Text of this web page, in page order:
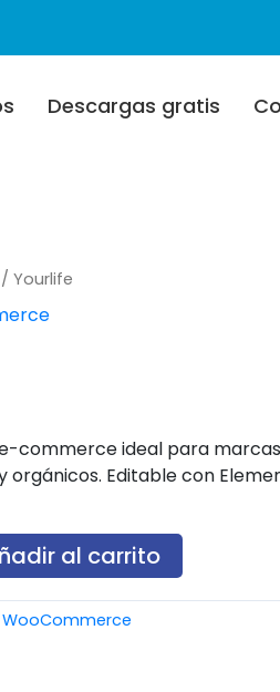
Descargas gratis
/ Yourlife
commerce ideal para
orgánicos. Editable con
al carrito
WooCommerce